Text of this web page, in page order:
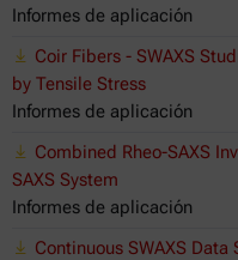
Informes de aplicación
Coir Fibers - SWAXS
by Tensile Stress
Informes de aplicación
Combined Rheo-SAXS
SAXS System
Informes de aplicación
Continuous SWAXS Data